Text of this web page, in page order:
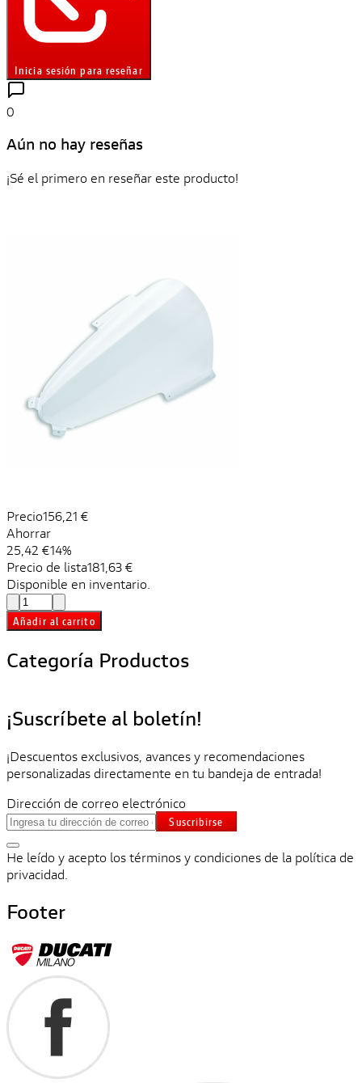
Inicia sesión para reseñar
0
Aún no hay reseñas
¡Sé el primero en reseñar este producto!
Precio156,21 €
Ahorrar
25,42 €14%
Precio de lista181,63 €
Disponible en inventario.
Añadir al carrito
Categoría Productos
¡Suscríbete al boletín!
¡Descuentos exclusivos, avances y recomendaciones
personalizadas directamente en tu bandeja de entrada!
Dirección de correo electrónico
Suscribirse
He leído y acepto los términos y condiciones de la política de
privacidad.
Footer